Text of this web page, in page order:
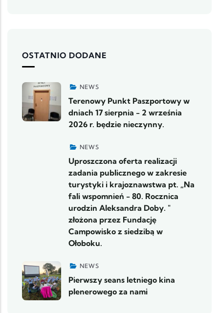
OSTATNIO DODANE
NEWS
Terenowy Punkt Paszportowy w
dniach 17 sierpnia - 2 września
2026 r. będzie nieczynny.
NEWS
Uproszczona oferta realizacji
zadania publicznego w zakresie
turystyki i krajoznawstwa pt. „Na
fali wspomnień - 80. Rocznica
urodzin Aleksandra Doby. "
złożona przez Fundację
Campowisko z siedzibą w
Ołoboku.
NEWS
Pierwszy seans letniego kina
plenerowego za nami